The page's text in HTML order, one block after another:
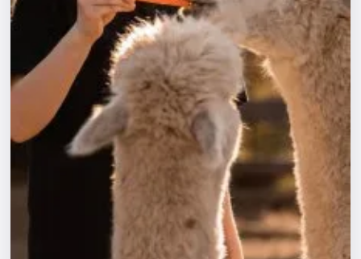
Города
Площадки
Артисты
Рейтинги